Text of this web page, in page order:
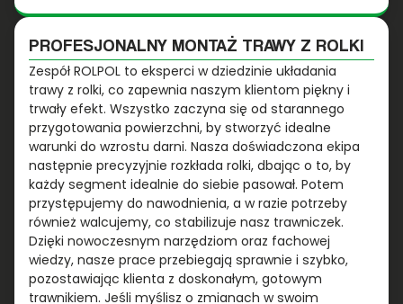
PROFESJONALNY MONTAŻ TRAWY Z ROLKI
Zespół ROLPOL to eksperci w dziedzinie układania
trawy z rolki, co zapewnia naszym klientom piękny i
trwały efekt. Wszystko zaczyna się od starannego
przygotowania powierzchni, by stworzyć idealne
warunki do wzrostu darni. Nasza doświadczona ekipa
następnie precyzyjnie rozkłada rolki, dbając o to, by
każdy segment idealnie do siebie pasował. Potem
przystępujemy do nawodnienia, a w razie potrzeby
również walcujemy, co stabilizuje nasz trawniczek.
Dzięki nowoczesnym narzędziom oraz fachowej
wiedzy, nasze prace przebiegają sprawnie i szybko,
pozostawiając klienta z doskonałym, gotowym
trawnikiem. Jeśli myślisz o zmianach w swoim